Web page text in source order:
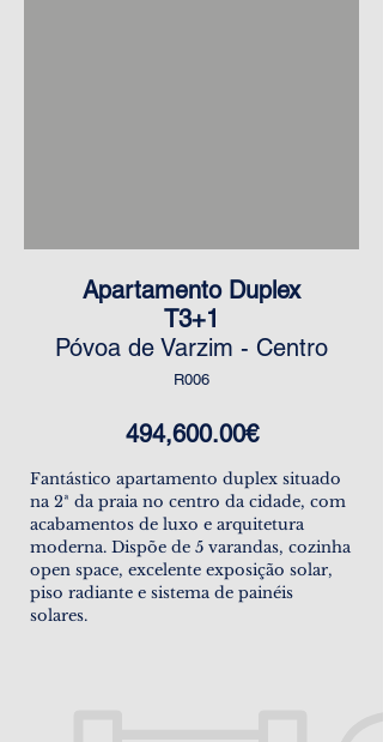
Apartamento Duplex
T3+1
Póvoa de Varzim - Centro
R006
494,600.00€
Fantástico apartamento duplex situado
na 2ª da praia no centro da cidade, com
acabamentos de luxo e arquitetura
moderna. Dispõe de 5 varandas, cozinha
open space, excelente exposição solar,
piso radiante e sistema de painéis
solares.